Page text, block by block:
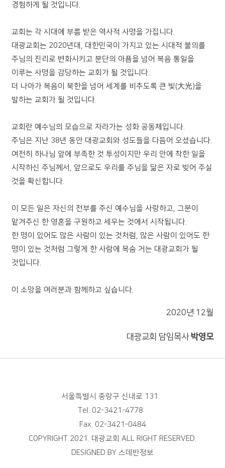
경험하게 될 것입니다.
교회는 각 시대에 부름 받은 역사적 사명을 가집니다.
대광교회는 2020년대, 대한민국이 가지고 있는 시대적 불의를
주님의 진리로 변화시키고 분단의 아픔을 넘어 복음 통일을
이루는 사명을 감당하는 교회가 될 것입니다.
더 나아가 복음이 북한을 넘어 세계를 비추도록 큰 빛(大光)을
발하는 교회가 될 것입니다.
교회란 예수님의 모습으로 자라가는 성화 공동체입니다.
주님은 지난 38년 동안 대광교회와 성도들을 다듬어 오셨습니다.
여전히 하나님 앞에 부족한 것 투성이지만 우리 안에 착한 일을
시작하신 주님께서, 앞으로도 우리를 주님을 닮은 자로 빚어 주실
것을 확신합니다.
이 모든 일은 자신의 전부를 주신 예수님을 사랑하고, 그분이
맡겨주신 한 영혼을 구원하고 세우는 것에서 시작됩니다.
한 명이 있어도 많은 사람이 있는 것처럼, 많은 사람이 있어도 한
명이 있는 것처럼 그렇게 한 사람에 목숨 거는 대광교회가 될
것입니다.
이 소망을 여러분과 함께하고 싶습니다.
2020년 12월
대광교회 담임목사 박영모
서울특별시 중랑구 신내로 131
Tel. 02-3421-4778
Fax. 02-3421-0484
COPYRIGHT 2021. 대광교회 ALL RIGHT RESERVED.
DESIGNED BY 스데반정보